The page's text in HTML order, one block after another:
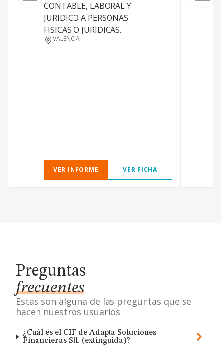
CONTABLE, LABORAL Y
JURIDICO A PERSONAS
FISICAS O JURIDICAS.
VALENCIA
VER INFORME VER FICHA
Preguntas
frecuentes
Estas son alguna de las preguntas que se
hacen nuestros usuarios
¿Cuál es el CIF de Adapta Soluciones
Financieras Sll. (extinguida)?